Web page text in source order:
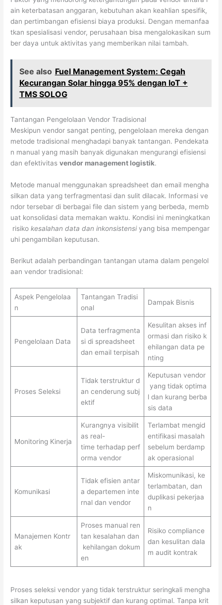
ain keterbatasan anggaran, kebutuhan akan keahlian spesifik,
dan pertimbangan efisiensi biaya produksi. Dengan memanfaa
tkan spesialisasi vendor, perusahaan bisa mengalokasikan sum
ber daya untuk aktivitas yang memberikan nilai tambah.
See also Fuel Management System: Cegah
Kecurangan Solar hingga 95% dengan IoT +
TMS SOLOG
Tantangan Pengelolaan Vendor Tradisional
Meskipun vendor sangat penting, pengelolaan mereka dengan
metode tradisional menghadapi banyak tantangan. Pendekata
n manual yang masih banyak digunakan mengurangi efisiensi
dan efektivitasvendor management logistik.
Metode manual menggunakan spreadsheet dan email mengha
silkan data yang terfragmentasi dan sulit dilacak. Informasi ve
ndor tersebar di berbagai file dan sistem yang berbeda, memb
uat konsolidasi data memakan waktu. Kondisi ini meningkatkan
risikokesalahan data dan inkonsistensiyang bisa mempengar
uhi pengambilan keputusan.
Berikut adalah perbandingan tantangan utama dalam pengelol
aan vendor tradisional:
Aspek Pengelolaa
n
Tantangan Tradisi
onal
Dampak Bisnis
Pengelolaan Data
Data terfragmenta
si di spreadsheet
dan email terpisah
Kesulitan akses inf
ormasi dan risiko k
ehilangan data pe
nting
Proses Seleksi
Tidak terstruktur d
an cenderung subj
ektif
Keputusan vendor
yang tidak optima
l dan kurang berba
sis data
Monitoring Kinerja
Kurangnya visibilit
as real-
time terhadap perf
orma vendor
Terlambat mengid
entifikasi masalah
sebelum berdamp
ak operasional
Komunikasi
Tidak efisien antar
a departemen inte
rnal dan vendor
Miskomunikasi, ke
terlambatan, dan
duplikasi pekerjaa
n
Manajemen Kontr
ak
Proses manual ren
tan kesalahan dan
kehilangan dokum
en
Risiko compliance
dan kesulitan dala
m audit kontrak
Proses seleksi vendor yang tidak terstruktur seringkali mengha
silkan keputusan yang subjektif dan kurang optimal. Tanpa krit